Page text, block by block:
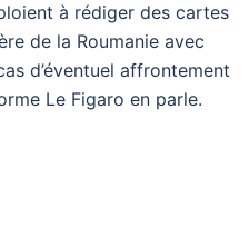
à rédiger des cartes
de la Roumanie avec
d’éventuel affrontement
Le Figaro en parle.